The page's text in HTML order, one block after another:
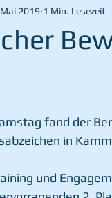
2019 1 Min. Lesezeit
fand der
in
und